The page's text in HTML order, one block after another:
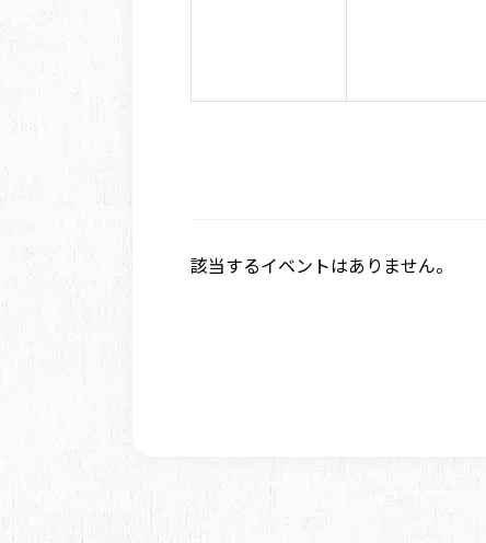
該当するイベントはありません。